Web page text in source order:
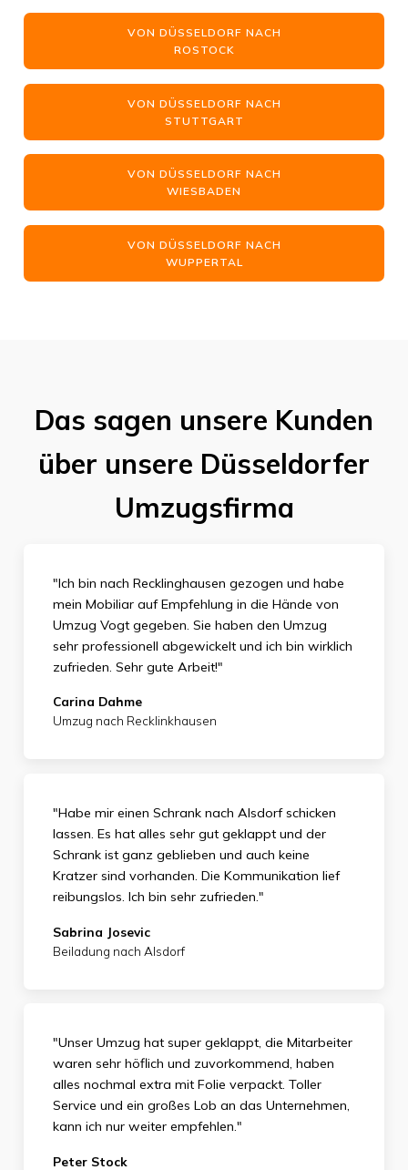
VON DÜSSELDORF NACH
ROSTOCK
VON DÜSSELDORF NACH
STUTTGART
VON DÜSSELDORF NACH
WIESBADEN
VON DÜSSELDORF NACH
WUPPERTAL
Das sagen unsere Kunden
über unsere Düsseldorfer
Umzugsfirma
"Ich bin nach Recklinghausen gezogen und habe
mein Mobiliar auf Empfehlung in die Hände von
Umzug Vogt gegeben. Sie haben den Umzug
sehr professionell abgewickelt und ich bin wirklich
zufrieden. Sehr gute Arbeit!"
Carina Dahme
Umzug nach Recklinkhausen
"Habe mir einen Schrank nach Alsdorf schicken
lassen. Es hat alles sehr gut geklappt und der
Schrank ist ganz geblieben und auch keine
Kratzer sind vorhanden. Die Kommunikation lief
reibungslos. Ich bin sehr zufrieden."
Sabrina Josevic
Beiladung nach Alsdorf
"Unser Umzug hat super geklappt, die Mitarbeiter
waren sehr höflich und zuvorkommend, haben
alles nochmal extra mit Folie verpackt. Toller
Service und ein großes Lob an das Unternehmen,
kann ich nur weiter empfehlen."
Peter Stock